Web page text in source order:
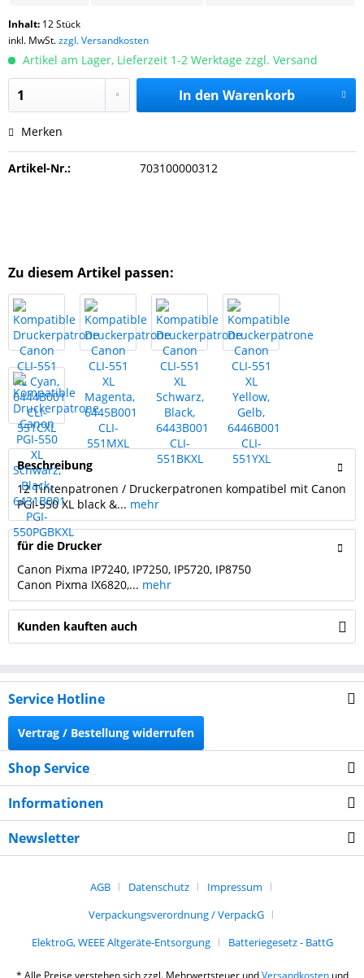
Inhalt: 12 Stück
inkl. MwSt.zzgl. Versandkosten
Artikel am Lager, Lieferzeit 1-2 Werktage zzgl. Versand
In den Warenkorb
Merken
Artikel-Nr.: 703100000312
Zu diesem Artikel passen:
Beschreibung
12 Tintenpatronen / Druckerpatronen kompatibel mit Canon
PGI-550 XL black &... mehr
für die Drucker
Canon Pixma IP7240, IP7250, IP5720, IP8750
Canon Pixma IX6820,... mehr
Kunden kauften auch
Service Hotline
Vertrag / Bestellung widerrufen
Shop Service
Informationen
Newsletter
AGB Datenschutz
Impressum
Verpackungsverordnung / VerpackG
ElektroG, WEEE Altgeräte-Entsorgung
Batteriegesetz - BattG